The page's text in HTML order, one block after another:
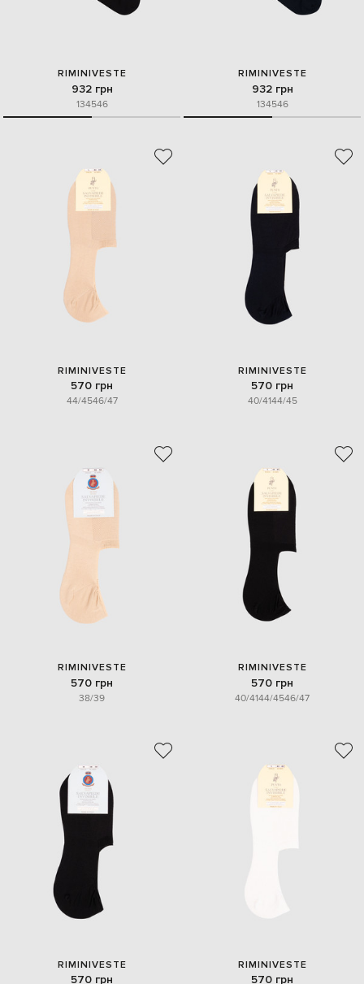
RIMINIVESTE
932 грн
134546
RIMINIVESTE
932 грн
134546
RIMINIVESTE
570 грн
44/4546/47
RIMINIVESTE
570 грн
40/4144/45
RIMINIVESTE
570 грн
38/39
RIMINIVESTE
570 грн
40/4144/4546/47
RIMINIVESTE
570 грн
RIMINIVESTE
570 грн